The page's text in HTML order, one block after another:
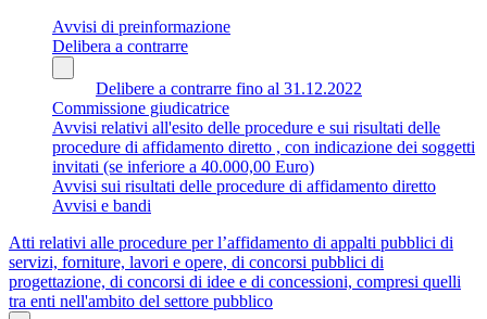
Avvisi di preinformazione
Delibera a contrarre
Delibere a contrarre fino al 31.12.2022
Commissione giudicatrice
Avvisi relativi all'esito delle procedure e sui risultati delle
procedure di affidamento diretto , con indicazione dei soggetti
invitati (se inferiore a 40.000,00 Euro)
Avvisi sui risultati delle procedure di affidamento diretto
Avvisi e bandi
Atti relativi alle procedure per l’affidamento di appalti pubblici di
servizi, forniture, lavori e opere, di concorsi pubblici di
progettazione, di concorsi di idee e di concessioni, compresi quelli
tra enti nell'ambito del settore pubblico